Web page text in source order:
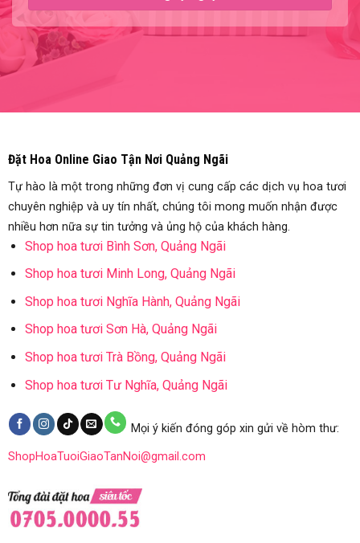
Đặt Hoa Online Giao Tận Nơi Quảng Ngãi
Tự hào là một trong những đơn vị cung cấp các dịch vụ hoa tươi
chuyên nghiệp và uy tín nhất, chúng tôi mong muốn nhận được
nhiều hơn nữa sự tin tưởng và ủng hộ của khách hàng.
Shop hoa tươi Bình Sơn, Quảng Ngãi
Shop hoa tươi Minh Long, Quảng Ngãi
Shop hoa tươi Nghĩa Hành, Quảng Ngãi
Shop hoa tươi Sơn Hà, Quảng Ngãi
Shop hoa tươi Trà Bồng, Quảng Ngãi
Shop hoa tươi Tư Nghĩa, Quảng Ngãi
Mọi ý kiến đóng góp xin gửi về hòm thư:
ShopHoaTuoiGiaoTanNoi@gmail.com